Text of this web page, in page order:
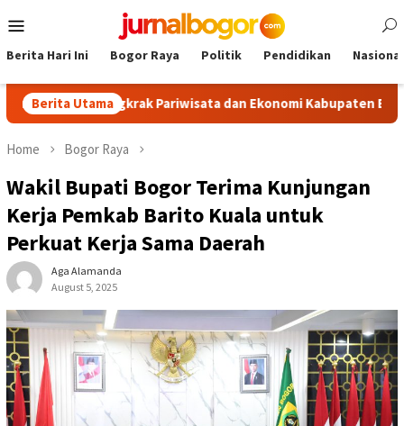
to
Menu
Berita Hari Ini Bogor Raya Politik Pendidikan Nasional
Berita Utama
Dongkrak Pariwisata dan Ekonomi Kabupaten Bogor
Home Bogor Raya
Wakil Bupati Bogor Terima Kunjungan
Kerja Pemkab Barito Kuala untuk
Perkuat Kerja Sama Daerah
Aga Alamanda
August 5, 2025